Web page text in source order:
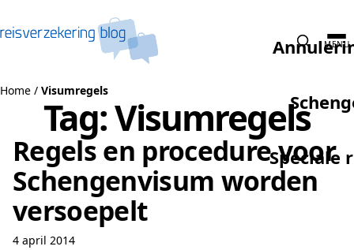
Speciale
MENU
Home / Visumregels
Tag:Visumregels
Regels en procedure voor
Schengenvisum worden
versoepelt
4 april 2014